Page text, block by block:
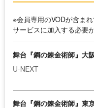
※会員専用のVODが含ま
サービスに加入する必要
舞台『鋼の錬金術師』大
U-NEXT
舞台『鋼の錬金術師』東